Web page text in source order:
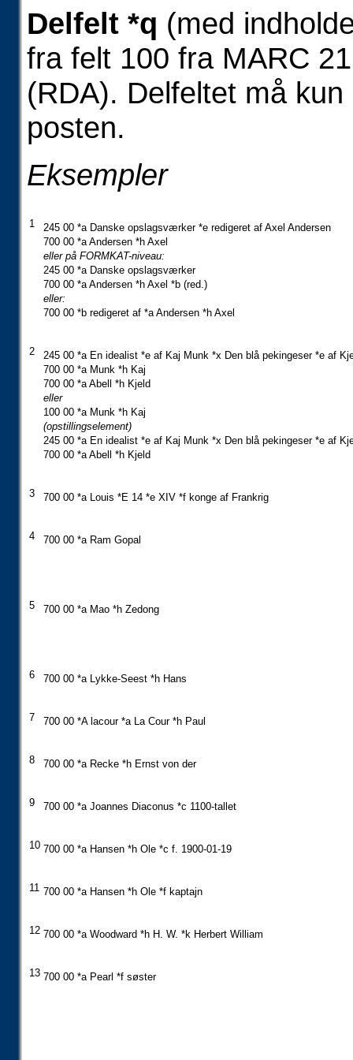
Delfelt *q (med
fra felt 100 fra MARC
(RDA). Delfeltet må
posten.
Eksempler
1
245 00 *a Danske opslagsværker *e redigeret af Axel Andersen
700 00 *a Andersen *h Axel
eller på FORMKAT-niveau:
245 00 *a Danske opslagsværker
700 00 *a Andersen *h Axel *b (red.)
eller:
700 00 *b redigeret af *a Andersen *h Axel
2
245 00 *a En idealist *e af Kaj Munk *x Den blå pekingeser *e af
700 00 *a Munk *h Kaj
700 00 *a Abell *h Kjeld
eller
100 00 *a Munk *h Kaj
(opstillingselement)
245 00 *a En idealist *e af Kaj Munk *x Den blå pekingeser *e af
700 00 *a Abell *h Kjeld
3 700 00 *a Louis *E 14 *e XIV *f konge af Frankrig
4 700 00 *a Ram Gopal
5 700 00 *a Mao *h Zedong
6 700 00 *a Lykke-Seest *h Hans
7 700 00 *A lacour *a La Cour *h Paul
8 700 00 *a Recke *h Ernst von der
9 700 00 *a Joannes Diaconus *c 1100-tallet
10 700 00 *a Hansen *h Ole *c f. 1900-01-19
11 700 00 *a Hansen *h Ole *f kaptajn
12 700 00 *a Woodward *h H. W. *k Herbert William
13 700 00 *a Pearl *f søster